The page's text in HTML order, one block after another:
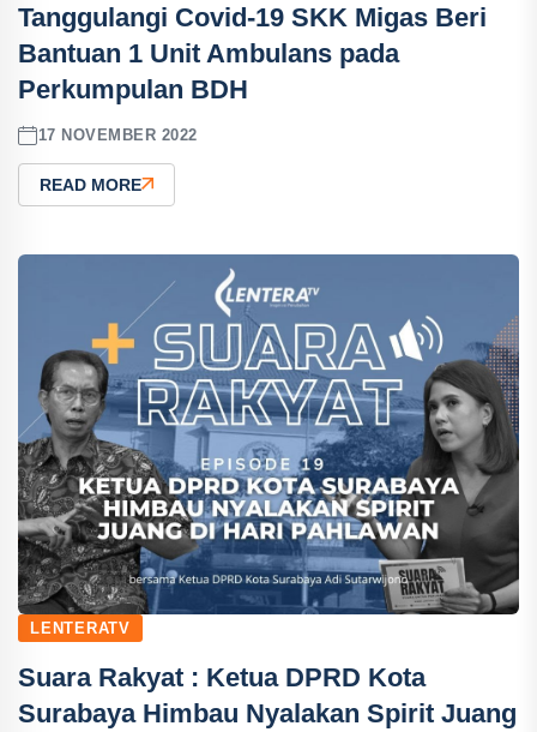
Tanggulangi Covid-19 SKK Migas Beri
Bantuan 1 Unit Ambulans pada
Perkumpulan BDH
17 NOVEMBER 2022
READ MORE
LENTERATV
Suara Rakyat : Ketua DPRD Kota
Surabaya Himbau Nyalakan Spirit Juang